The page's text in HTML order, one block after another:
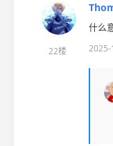
22楼
什么
2025-